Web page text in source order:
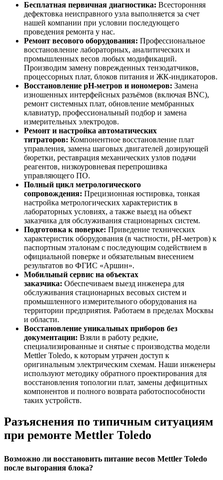
Бесплатная первичная диагностика: Всесторонняя
дефектовка неисправного узла выполняется за счет
нашей компании при условии последующего
проведения ремонта у нас.
Ремонт весового оборудования: Профессиональное
восстановление лабораторных, аналитических и
промышленных весов любых модификаций.
Производим замену поврежденных тензодатчиков,
процессорных плат, блоков питания и ЖК-индикаторов.
Восстановление pH-метров и иономеров: Замена
изношенных интерфейсных разъёмов (включая BNC),
ремонт системных плат, обновление мембранных
клавиатур, профессиональный подбор и замена
измерительных электродов.
Ремонт и настройка автоматических
титраторов: Компонентное восстановление плат
управления, замена шаговых двигателей дозирующей
бюретки, реставрация механических узлов подачи
реагентов, низкоуровневая перепрошивка
управляющего ПО.
Полный цикл метрологического
сопровождения: Прецизионная юстировка, тонкая
настройка метрологических характеристик в
лабораторных условиях, а также выезд на объект
заказчика для обслуживания стационарных систем.
Подготовка к поверке: Приведение технических
характеристик оборудования (в частности, pH-метров) к
паспортным эталонам с последующим содействием в
официальной поверке и обязательным внесением
результатов во ФГИС «Аршин».
Мобильный сервис на объектах
заказчика: Обеспечиваем выезд инженера для
обслуживания стационарных весовых систем и
промышленного измерительного оборудования на
территории предприятия. Работаем в пределах Москвы
и области.
Восстановление уникальных приборов без
документации: Взяли в работу редкие,
специализированные и снятые с производства модели
Mettler Toledo, к которым утрачен доступ к
оригинальным электрическим схемам. Наши инженеры
используют методику обратного проектирования для
восстановления топологии плат, замены дефицитных
компонентов и полного возврата работоспособности
таких устройств.
Разъяснения по типичным ситуациям
при ремонте Mettler Toledo
Возможно ли восстановить питание весов Mettler Toledo
после выгорания блока?